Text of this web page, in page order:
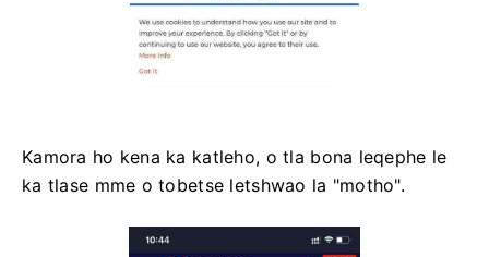
Kamora ho kena ka katleho, o tla bona leqephe le
ka tlase mme o tobetse letshwao la "motho".